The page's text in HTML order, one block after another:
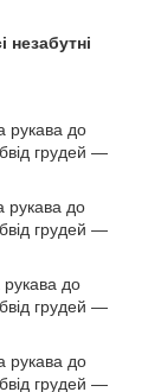
незабутні
рукава до
грудей —
рукава до
грудей —
до
грудей —
рукава до
грудей —